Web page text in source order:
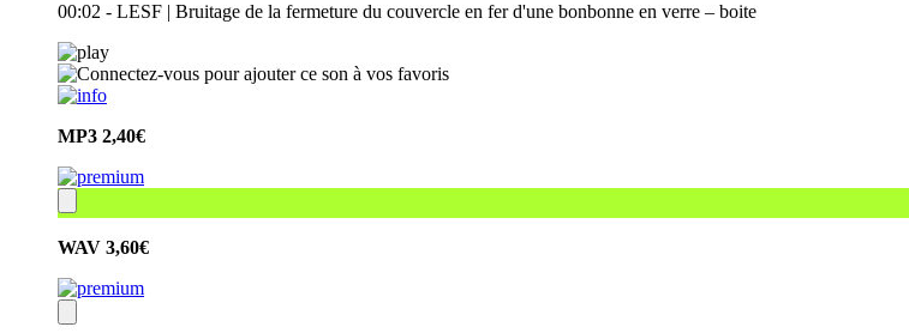
00:02 - LESF | Bruitage de la fermeture du couvercle en fer d'une bonbonne en verre – boite
MP3 2,40€
WAV 3,60€